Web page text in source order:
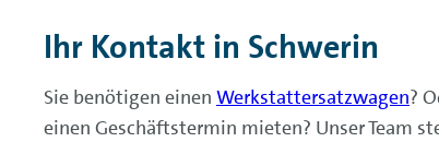
Ihr Kontakt in Schwerin
Sie benötigen einen Werkstattersatzwagen?
einen Geschäftstermin mieten? Unser Team